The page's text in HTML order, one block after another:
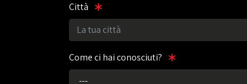
Città
Come ci hai conosciuti?